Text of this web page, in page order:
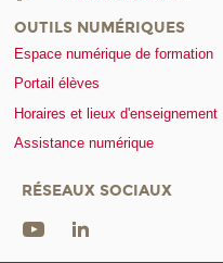
OUTILS NUMÉRIQUES
Espace numérique de formation
Portail élèves
Horaires et lieux d'enseignement
Assistance numérique
RÉSEAUX SOCIAUX